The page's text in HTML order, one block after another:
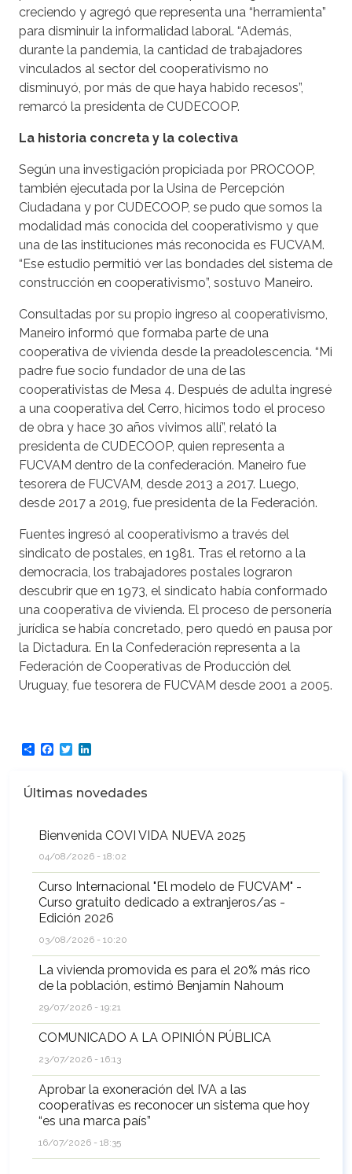
creciendo y agregó que representa una “herramienta”
para disminuir la informalidad laboral. “Además,
durante la pandemia, la cantidad de trabajadores
vinculados al sector del cooperativismo no
disminuyó, por más de que haya habido recesos”,
remarcó la presidenta de CUDECOOP.
La historia concreta y la colectiva
Según una investigación propiciada por PROCOOP,
también ejecutada por la Usina de Percepción
Ciudadana y por CUDECOOP, se pudo que somos la
modalidad más conocida del cooperativismo y que
una de las instituciones más reconocida es FUCVAM.
“Ese estudio permitió ver las bondades del sistema de
construcción en cooperativismo”, sostuvo Maneiro.
Consultadas por su propio ingreso al cooperativismo,
Maneiro informó que formaba parte de una
cooperativa de vivienda desde la preadolescencia. “Mi
padre fue socio fundador de una de las
cooperativistas de Mesa 4. Después de adulta ingresé
a una cooperativa del Cerro, hicimos todo el proceso
de obra y hace 30 años vivimos allí”, relató la
presidenta de CUDECOOP, quien representa a
FUCVAM dentro de la confederación. Maneiro fue
tesorera de FUCVAM, desde 2013 a 2017. Luego,
desde 2017 a 2019, fue presidenta de la Federación.
Fuentes ingresó al cooperativismo a través del
sindicato de postales, en 1981. Tras el retorno a la
democracia, los trabajadores postales lograron
descubrir que en 1973, el sindicato había conformado
una cooperativa de vivienda. El proceso de personería
jurídica se había concretado, pero quedó en pausa por
la Dictadura. En la Confederación representa a la
Federación de Cooperativas de Producción del
Uruguay, fue tesorera de FUCVAM desde 2001 a 2005.
ShareFacebook
Twitter
Últimas novedades
Bienvenida COVI VIDA NUEVA 2025
04/08/2026 - 18:02
Curso Internacional "El modelo de FUCVAM" -
Curso gratuito dedicado a extranjeros/as -
Edición 2026
03/08/2026 - 10:20
La vivienda promovida es para el 20% más rico
de la población, estimó Benjamín Nahoum
29/07/2026 - 19:21
COMUNICADO A LA OPINIÓN PÚBLICA
23/07/2026 - 16:13
Aprobar la exoneración del IVA a las
cooperativas es reconocer un sistema que hoy
“es una marca país”
16/07/2026 - 18:35